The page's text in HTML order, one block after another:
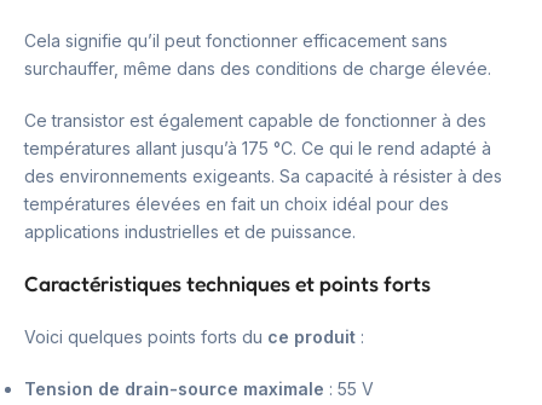
Cela signifie qu’il peut fonctionner efficacement sans
surchauffer, même dans des conditions de charge élevée.
Ce transistor est également capable de fonctionner à des
températures allant jusqu’à 175 °C. Ce qui le rend adapté à
des environnements exigeants. Sa capacité à résister à des
températures élevées en fait un choix idéal pour des
applications industrielles et de puissance.
Caractéristiques techniques et points forts
Voici quelques points forts du ce produit :
Tension de drain-source maximale : 55 V